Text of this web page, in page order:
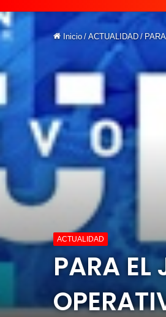
Inicio / ACTUALIDAD /
ACTUALIDAD
PARA EL